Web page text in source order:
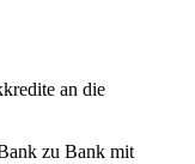
an die
zu Bank mit